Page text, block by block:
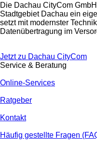
Die Dachau CityCom
Stadtgebiet Dachau ein
setzt mit modernster
Datenübertragung im
Jetzt zu Dachau CityCom
Service & Beratung
Online-Services
Ratgeber
Kontakt
Häufig gestellte Fragen